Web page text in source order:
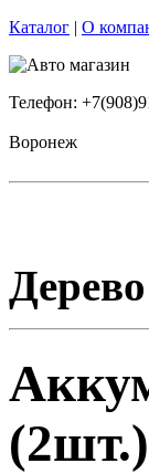
Каталог | О
Телефон:
Воронеж
(2шт.)